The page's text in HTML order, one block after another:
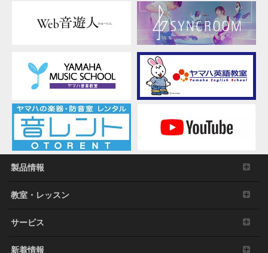
製品情報
教室・レッスン
サービス
新着情報